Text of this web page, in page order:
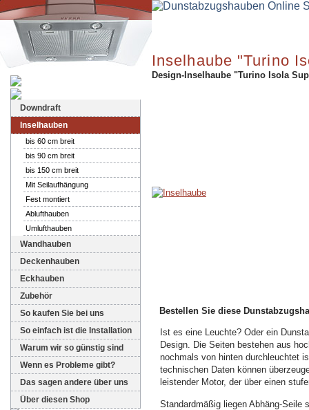
Downdraft
Inselhauben
bis 60 cm breit
bis 90 cm breit
bis 150 cm breit
Mit Seilaufhängung
Fest montiert
Ablufthauben
Umlufthauben
Wandhauben
Deckenhauben
Eckhauben
Zubehör
So kaufen Sie bei uns
So einfach ist die Installation
Warum wir so günstig sind
Wenn es Probleme gibt?
Das sagen andere über uns
Über diesen Shop
Inselhaube "Turino
Design-Inselhaube "Turino Isola
Bestellen Sie diese
Ist es eine Leuchte? Oder ein
Design. Die Seiten bestehen aus
nochmals von hinten durchleuchtet
technischen Daten können
leistender Motor, der über einen
Standardmäßig liegen Abhäng-Seile